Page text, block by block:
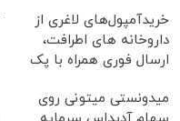
خریدآمپول‌های لاغری از
داروخانه های اطرافت،
ارسال فوری همراه با پک
میدونستی میتونی روی